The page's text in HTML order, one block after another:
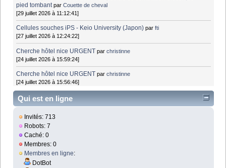
pied tombant parCouette de cheval
[29 juillet 2026 à 11:12:41]
Cellules souches iPS - Keio University (Japon) parfti
[27 juillet 2026 à 12:24:22]
Cherche hôtel nice URGENT parchristinne
[24 juillet 2026 à 15:59:24]
Cherche hôtel nice URGENT parchristinne
[24 juillet 2026 à 15:56:46]
Qui est en ligne
Invités: 713
Robots: 7
Caché: 0
Membres: 0
Membres en ligne:
DotBot